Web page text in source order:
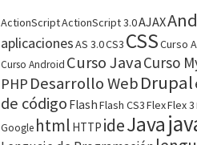
ActionScriptActionScript 3.0AJAX
aplicacionesAS 3.0CS3 CSSCurso
Curso Android Curso JavaCurso
PHP Desarrollo WebDrupal
de código FlashFlash CS3FlexFlex 3
Google html HTTP ideJava